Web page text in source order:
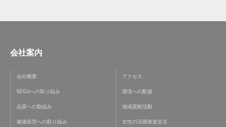
会社案内
会社概要 アクセス
SDGsへの取り組み 環境への配慮
品質への取組み 地域貢献活動
健康経営への取り組み 女性の活躍推進宣言